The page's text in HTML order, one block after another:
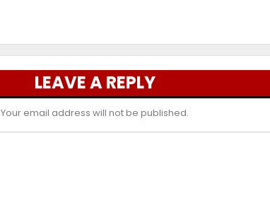
LEAVE A REPLY
Your email address will not be published.